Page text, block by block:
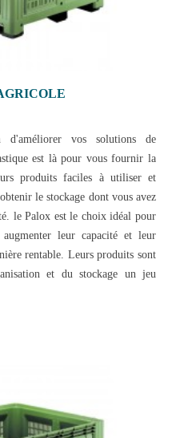
d'améliorer vos solutions de
est là pour vous fournir la
produits faciles à utiliser et
le stockage dont vous avez
le Palox est le choix idéal pour
leur capacité et leur
rentable. Leurs produits sont
et du stockage un jeu